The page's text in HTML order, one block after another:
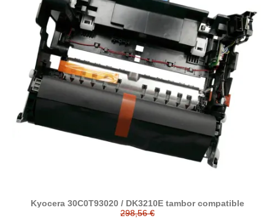
Kyocera 30C0T93020 / DK3210E tambor compatible
298,56 €